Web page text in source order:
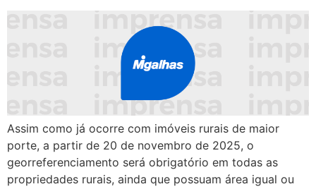
Assim como já ocorre com imóveis rurais de maior
porte, a partir de 20 de novembro de 2025, o
georreferenciamento será obrigatório em todas as
propriedades rurais, ainda que possuam área igual ou